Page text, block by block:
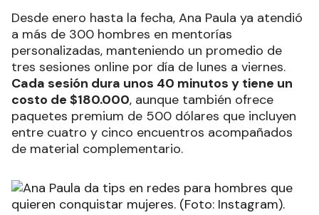
Desde enero hasta la fecha, Ana Paula ya atendió
a más de 300 hombres en mentorías
personalizadas, manteniendo un promedio de
tres sesiones online por día de lunes a viernes.
Cada sesión dura unos 40 minutos y tiene un
costo de $180.000, aunque también ofrece
paquetes premium de 500 dólares que incluyen
entre cuatro y cinco encuentros acompañados
de material complementario.